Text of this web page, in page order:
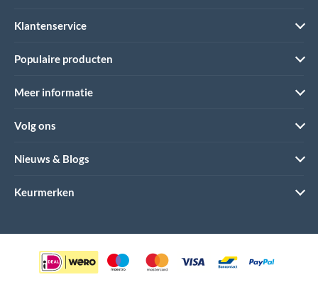
Klantenservice
Populaire producten
Meer informatie
Volg ons
Nieuws & Blogs
Keurmerken